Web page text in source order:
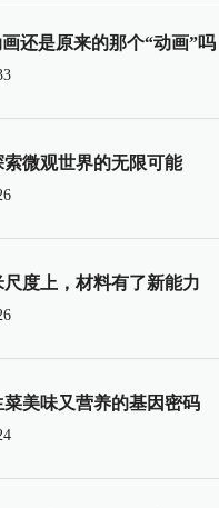
还是原来的那个“动画”吗
微观世界的无限可能
度上，材料有了新能力
美味又营养的基因密码